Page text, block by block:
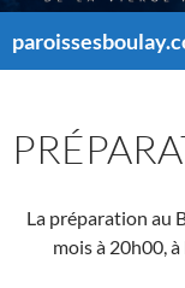
La préparation au
mois à 20h00,